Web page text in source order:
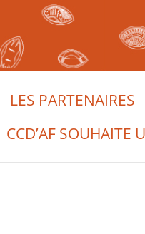
LES PARTENAIRES
CCD’AF SOUHAITE